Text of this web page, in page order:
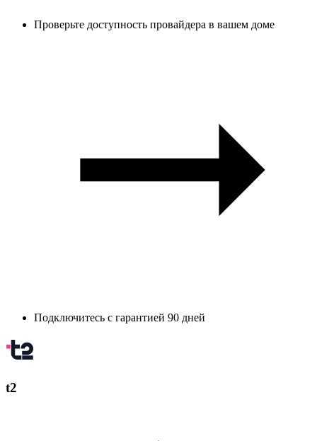
Проверьте доступность провайдера в вашем доме
Подключитесь с гарантией 90 дней
t2